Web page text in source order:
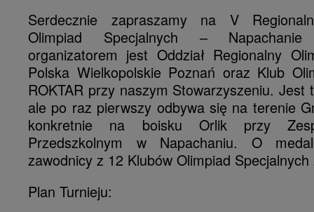
Serdecznie zapraszamy na V
Olimpiad Specjalnych –
organizatorem jest Oddział Regionalny
Polska Wielkopolskie Poznań oraz Klub
ROKTAR przy naszym Stowarzyszeniu. Jest
ale po raz pierwszy odbywa się na terenie
konkretnie na boisku Orlik przy
Przedszkolnym w Napachaniu. O
zawodnicy z 12 Klubów Olimpiad
Plan Turnieju: